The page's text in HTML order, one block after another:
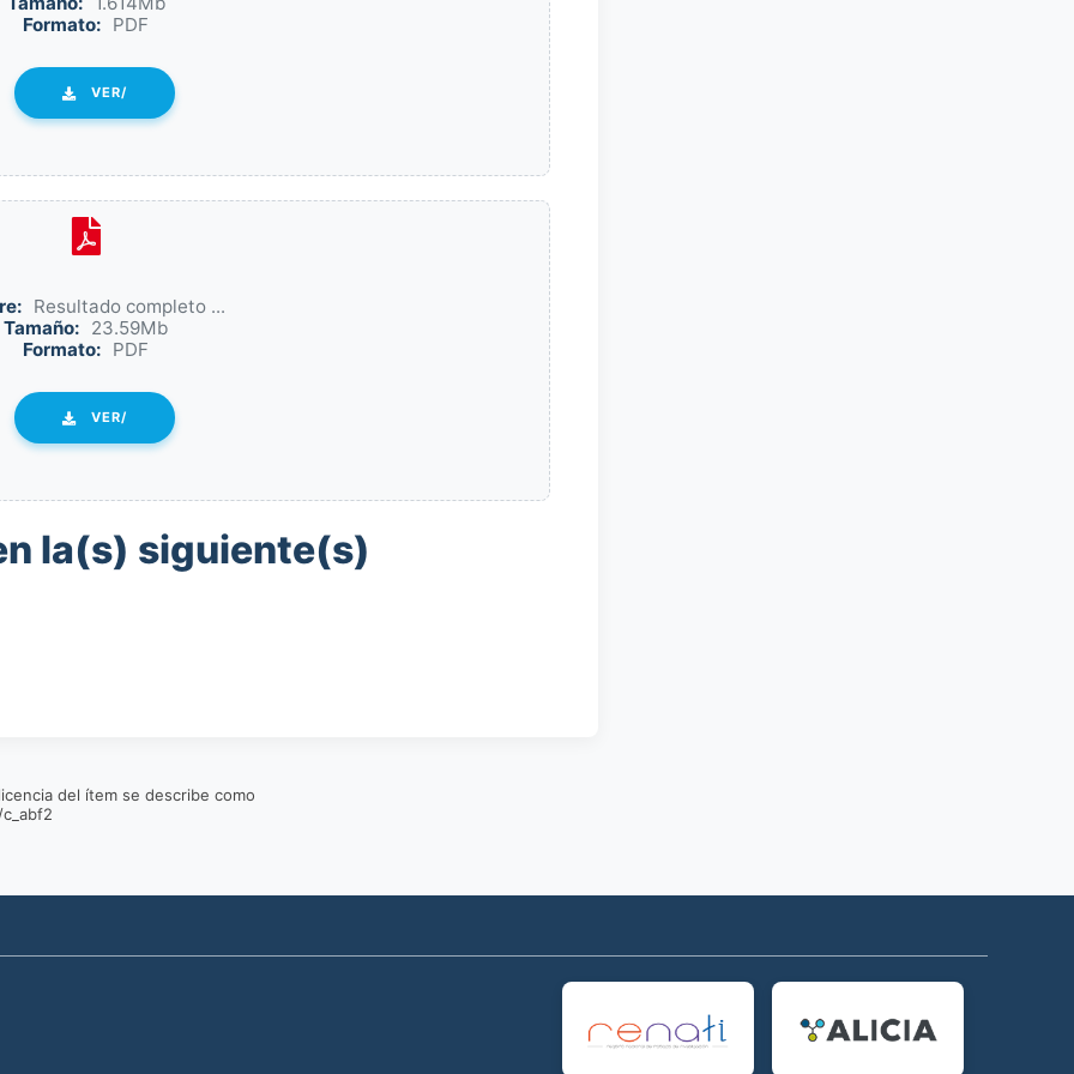
Formato: PDF
VER/
Resultado completo ...
Tamaño: 23.59Mb
Formato: PDF
VER/
la(s) siguiente(s)
del ítem se describe como